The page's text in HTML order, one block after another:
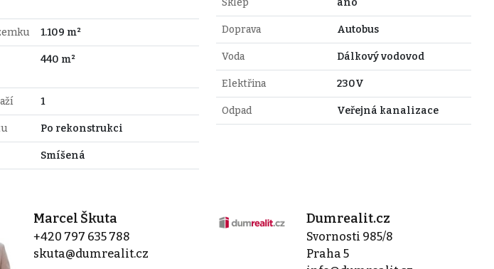
1.109 m²
440 m²
1
Po rekonstrukci
Smíšená
Sklep ano
Doprava Autobus
Voda Dálkový vodovod
Elektřina 230V
Odpad Veřejná kanalizace
Marcel Škuta
+420 797 635 788
skuta@dumrealit.cz
Dumrealit.cz
Svornosti 985/8
Praha 5